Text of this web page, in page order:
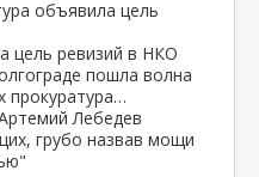
объявила цель
пошла волна
прокуратура…
Лебедев
грубо назвав мощи